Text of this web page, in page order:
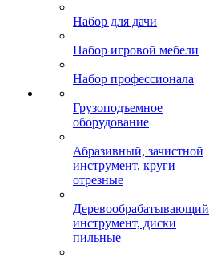
Набор для дачи
Набор игровой мебели
Набор профессионала
Грузоподъемное
оборудование
Абразивный, зачистной
инструмент, круги
отрезные
Деревообрабатывающий
инструмент, диски
пильные